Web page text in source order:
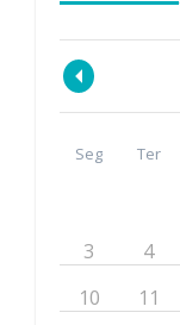
Seg Ter
3
4
10
11